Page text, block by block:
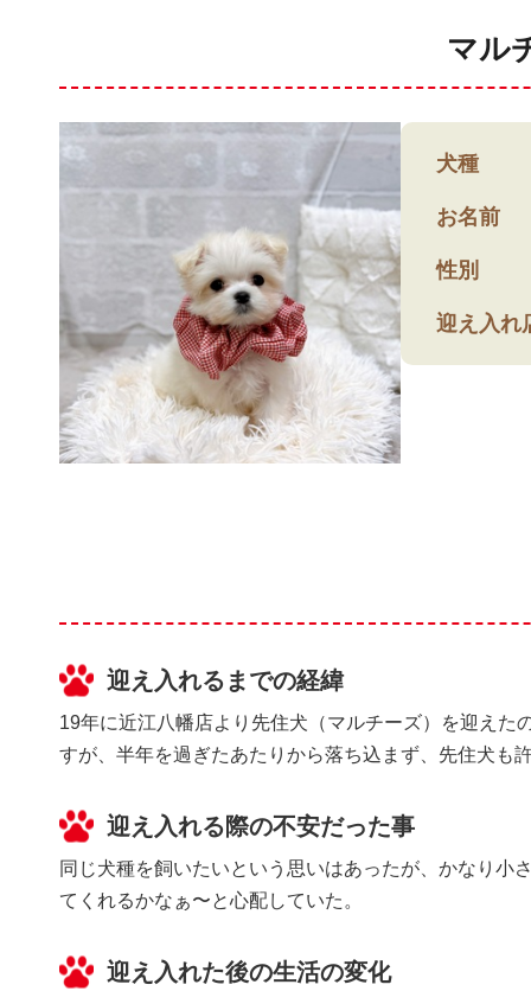
マル
犬種
お名前
性別
迎え入れ
迎え入れるまでの経緯
19年に近江八幡店より先住犬（マルチーズ）を迎え
すが、半年を過ぎたあたりから落ち込まず、先住犬も
迎え入れる際の不安だった事
同じ犬種を飼いたいという思いはあったが、かなり
てくれるかなぁ〜と心配していた。
迎え入れた後の生活の変化